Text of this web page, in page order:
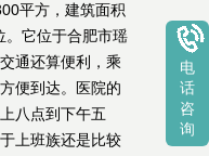
平方，建筑面积
。它位于合肥市瑶
通还算便利，乘
便到达。医院的
八点到下午五
上班族还是比较
电
话
咨
询